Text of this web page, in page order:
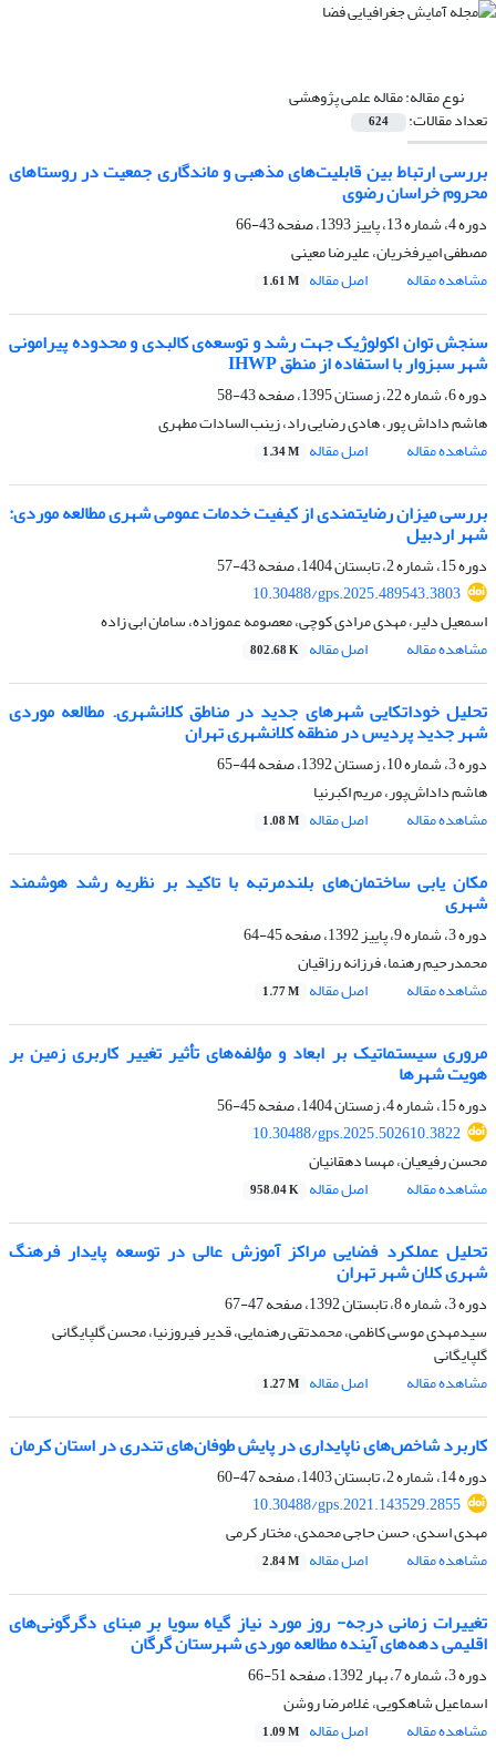
نوع مقاله:مقاله علمی پژوهشی
تعداد مقالات: 624
بررسی ارتباط بین قابلیت‌های مذهبی و ماندگاری جمعیت در روستاهای
محروم خراسان رضوی
دوره 4، شماره 13، پاییز 1393، صفحه
43-66
مصطفی امیرفخریان، علیرضا معینی
مشاهده مقاله
اصل مقاله 1.61 M
سنجش توان اکولوژیک جهت رشد و توسعه‌ی کالبدی و محدوده پیرامونی
شهر سبزوار با استفاده از منطق IHWP
دوره 6، شماره 22، زمستان 1395، صفحه
43-58
هاشم داداش پور، هادی رضایی راد، زینب السادات مطهری
مشاهده مقاله
اصل مقاله 1.34 M
بررسی میزان رضایتمندی از کیفیت خدمات عمومی شهری مطالعه موردی:
شهر اردبیل
دوره 15، شماره 2، تابستان 1404، صفحه
43-57
10.30488/gps.2025.489543.3803
اسمعیل دلیر، مهدی مرادی کوچی، معصومه عموزاده، سامان ابی زاده
مشاهده مقاله
اصل مقاله 802.68 K
تحلیل خوداتکایی شهرهای جدید در مناطق کلانشهری. مطالعه موردی
شهر جدید پردیس در منطقه کلانشهری تهران
دوره 3، شماره 10، زمستان 1392، صفحه
44-65
هاشم داداش‌پور، مریم اکبرنیا
مشاهده مقاله
اصل مقاله 1.08 M
مکان یابی ساختمان‌های بلندمرتبه با تاکید بر نظریه رشد هوشمند
شهری
دوره 3، شماره 9، پاییز 1392، صفحه
45-64
محمدرحیم رهنما، فرزانه رزاقیان
مشاهده مقاله
اصل مقاله 1.77 M
مروری سیستماتیک بر ابعاد و مؤلفه‌های تأثیر تغییر کاربری زمین بر
هویت شهرها
دوره 15، شماره 4، زمستان 1404، صفحه
45-56
10.30488/gps.2025.502610.3822
محسن رفیعیان، مهسا دهقانیان
مشاهده مقاله
اصل مقاله 958.04 K
تحلیل عملکرد فضایی مراکز آموزش عالی در توسعه پایدار فرهنگ
شهری کلان شهر تهران
دوره 3، شماره 8، تابستان 1392، صفحه
47-67
سیدمهدی موسی کاظمی، محمدتقی رهنمایی، قدیر فیروزنیا، محسن گلپایگانی
گلپایگانی
مشاهده مقاله
اصل مقاله 1.27 M
کاربرد شاخص‌های ناپایداری در پایش طوفان‌های تندری در استان کرمان
دوره 14، شماره 2، تابستان 1403، صفحه
47-60
10.30488/gps.2021.143529.2855
مهدی اسدی، حسن حاجی محمدی، مختار کرمی
مشاهده مقاله
اصل مقاله 2.84 M
تغییرات زمانی درجه- روز مورد نیاز گیاه سویا بر مبنای دگرگونی‌های
اقلیمی دهه‌های آینده مطالعه موردی شهرستان گرگان
دوره 3، شماره 7، بهار 1392، صفحه
51-66
اسماعیل شاهکویی، غلامرضا روشن
مشاهده مقاله
اصل مقاله 1.09 M